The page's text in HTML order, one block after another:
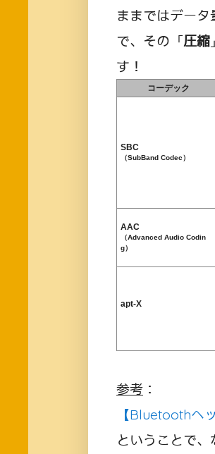
ままではデータ
で、その「圧縮
す！
コーデック
SBC
（SubBand Codec）
AAC
（Advanced Audio Codin
g）
apt-X
参考 ：
【Bluetoothヘ
ということで